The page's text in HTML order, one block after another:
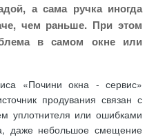
а сама ручка иногда
чем раньше. При этом
в самом окне или
«Почини окна - сервис»
продувания связан с
уплотнителя или ошибками
даже небольшое смещение